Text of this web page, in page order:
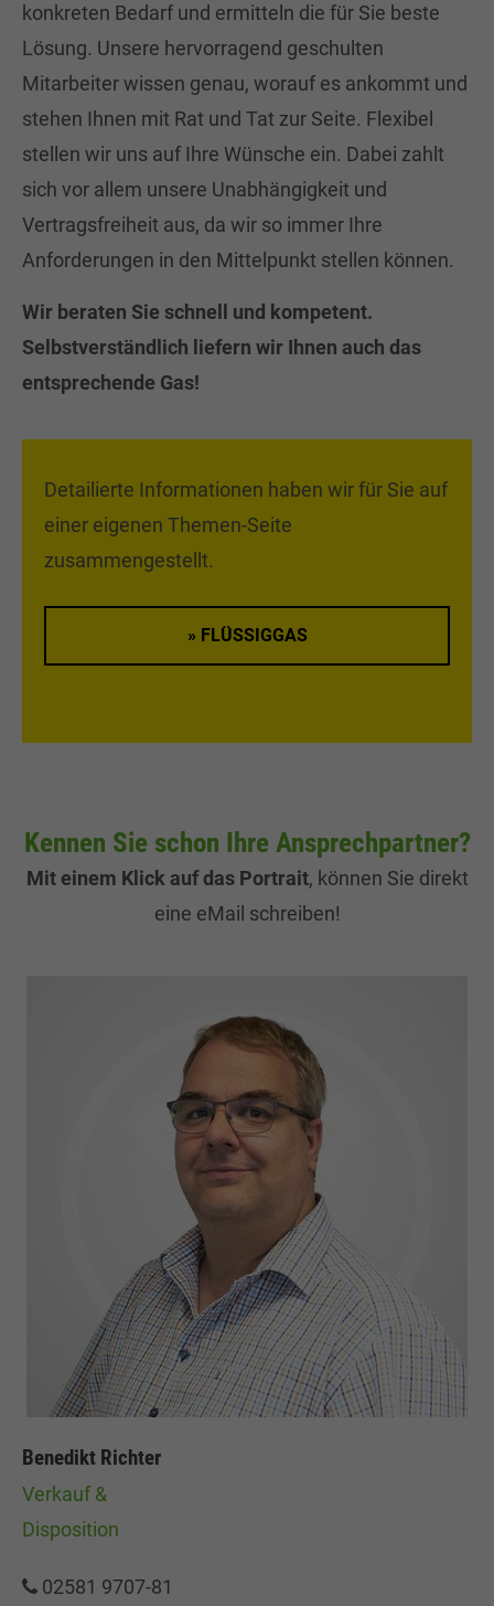
konkreten Bedarf und ermitteln die für Sie beste
Lösung. Unsere hervorragend geschulten
Mitarbeiter wissen genau, worauf es ankommt und
stehen Ihnen mit Rat und Tat zur Seite. Flexibel
stellen wir uns auf Ihre Wünsche ein. Dabei zahlt
sich vor allem unsere Unabhängigkeit und
Vertragsfreiheit aus, da wir so immer Ihre
Anforderungen in den Mittelpunkt stellen können.
Wir beraten Sie schnell und kompetent.
Selbstverständlich liefern wir Ihnen auch das
entsprechende Gas!
Detailierte Informationen haben wir für Sie auf
einer eigenen Themen-Seite
zusammengestellt.
» FLÜSSIGGAS
Kennen Sie schon Ihre Ansprechpartner?
Mit einem Klick auf das Portrait, können Sie direkt
eine eMail schreiben!
Benedikt Richter
Verkauf &
Disposition
02581 9707-81